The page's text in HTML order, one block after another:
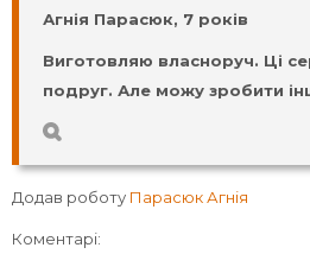
Агнія Парасюк, 7 років
Виготовляю власноруч. Ці
подруг. Але можу зробити
Додав роботу Парасюк Агнія
Коментарі: